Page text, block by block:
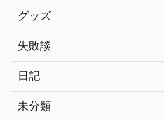
グッズ
失敗談
日記
未分類